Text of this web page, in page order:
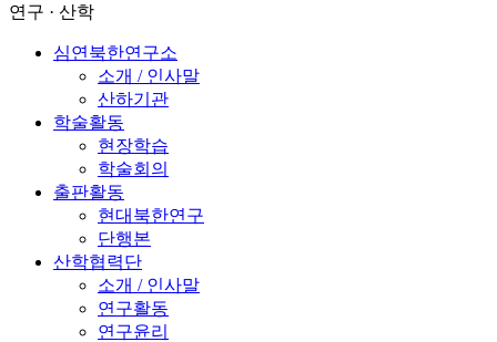
연구 · 산학
심연북한연구소
소개 / 인사말
산하기관
학술활동
현장학습
학술회의
출판활동
현대북한연구
단행본
산학협력단
소개 / 인사말
연구활동
연구윤리